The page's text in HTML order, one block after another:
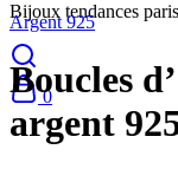
Bijoux tendances
0
Argent 925
Boucles
argent